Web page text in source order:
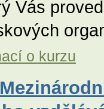
Vás
o kurzu